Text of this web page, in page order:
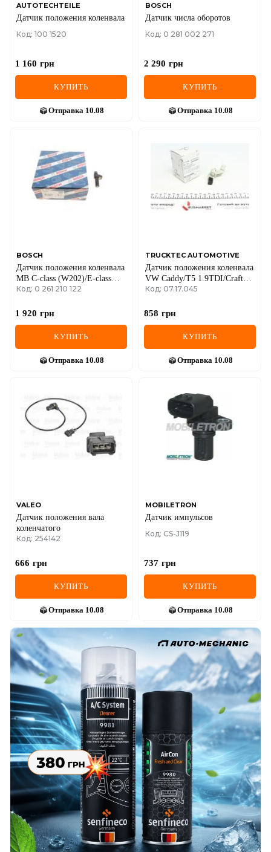
AUTOTECHTEILE
Датчик положения коленвала
Код: 100 1520
1 160 грн
КУПИТЬ
Отправка 10.08
BOSCH
Датчик числа оборотов
Код: 0 281 002 271
2 290 грн
КУПИТЬ
Отправка 10.08
BOSCH
Датчик положения коленвала
MB C-class (W202)/E-class
(W210) 93-00
Код: 0 261 210 122
1 920 грн
КУПИТЬ
Отправка 10.08
TRUCKTEC AUTOMOTIVE
Датчик положения коленвала
VW Caddy/T5 1.9TDI/Crafter
2.5TDI
Код: 07.17.045
858 грн
КУПИТЬ
Отправка 10.08
VALEO
Датчик положения вала
коленчатого
Код: 254142
666 грн
КУПИТЬ
Отправка 10.08
MOBILETRON
Датчик импульсов
Код: CS-J119
737 грн
КУПИТЬ
Отправка 10.08